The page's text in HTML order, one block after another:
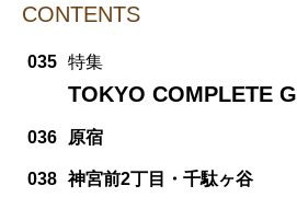
CONTENTS
035 特集
TOKYO COMPLETE
036 原宿
038 神宮前2丁目・千駄ヶ谷